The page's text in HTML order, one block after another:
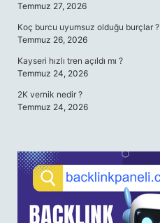
Temmuz 27, 2026
Koç burcu uyumsuz olduğu burçlar ?
Temmuz 26, 2026
Kayseri hızlı tren açıldı mı ?
Temmuz 24, 2026
2K vernik nedir ?
Temmuz 24, 2026